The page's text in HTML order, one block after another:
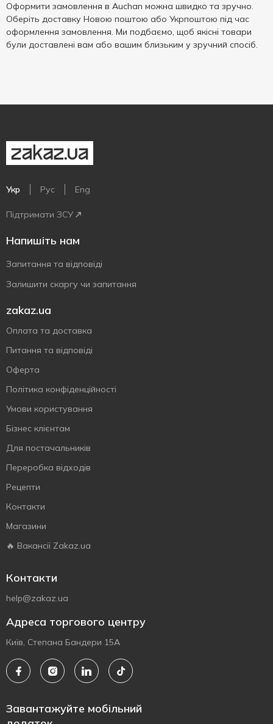
Оформити замовлення в Auchan можна швидко та зручно.
Оберіть доставку Новою поштою або Укрпоштою під час
оформлення замовлення. Ми подбаємо, щоб якісні товари
були доставлені вам або вашим близьким у зручний спосіб.
Укр Рус Eng
Підтримати ЗСУ
Напишіть нам
Запитання та відповіді
Залишити скаргу чи запитання
zakaz.ua
Оплата та доставка
Питання та відповіді
Оферта
Політика конфіденційності
Умови користування
Бізнес клієнтам
Для постачальників
Переробка відходів
Рецепти
Контакти
Магазини
🔥 Вакансії Zakaz.ua
Контакти
help@zakaz.ua
Адреса торгового центру
Київ, Степана Бандери 15А
Завантажуйте мобільний